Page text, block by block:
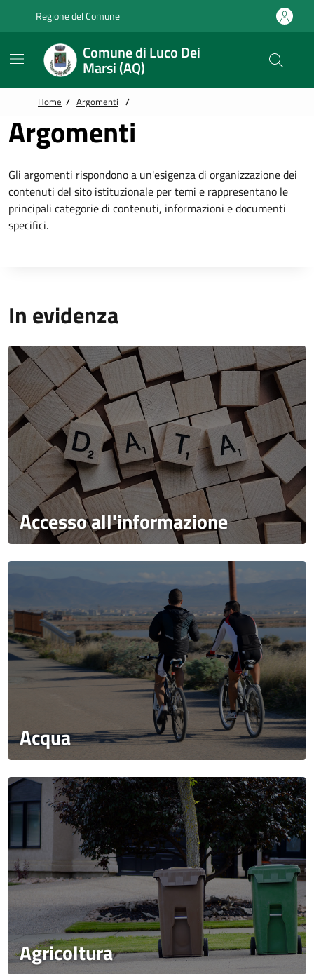
Regione del Comune
Comune di Luco Dei
Marsi (AQ)
Home / Argomenti /
Argomenti
Gli argomenti rispondono a un'esigenza di organizzazione dei
contenuti del sito istituzionale per temi e rappresentano le
principali categorie di contenuti, informazioni e documenti
specifici.
In evidenza
Accesso all'informazione
Acqua
Agricoltura